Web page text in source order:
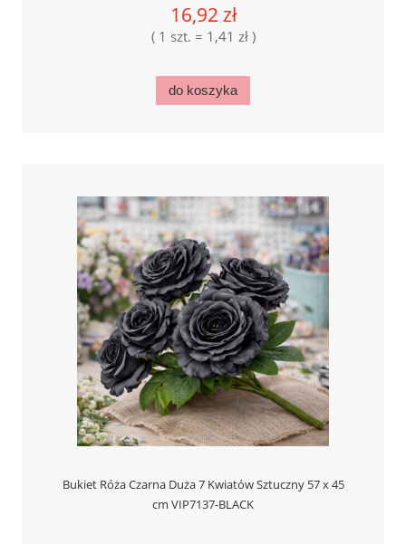
16,92 zł
( 1 szt. = 1,41 zł )
do koszyka
Bukiet Róża Czarna Duża 7 Kwiatów Sztuczny 57 x 45
cm VIP7137-BLACK